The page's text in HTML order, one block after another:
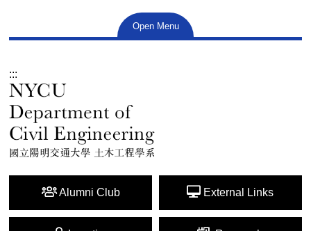
Open Menu
:::
Alumni Club External Links